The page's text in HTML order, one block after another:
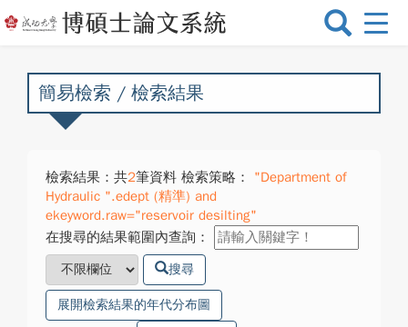
選
換
簡易檢索 / 檢索結果
檢索結果：共2筆資料 檢索策略：
"Department of
Hydraulic ".edept (精準) and
ekeyword.raw="reservoir desilting"
在搜尋的結果範圍內查詢：
搜尋
展開檢索結果的年代分布圖